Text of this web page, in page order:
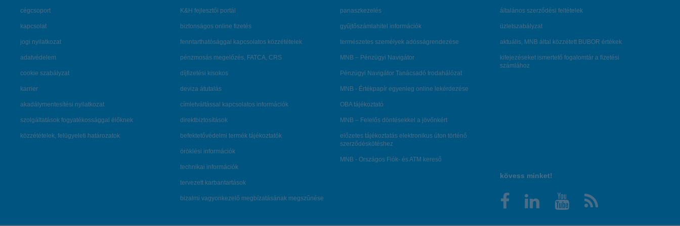
cégcsoport
kapcsolat
jogi nyilatkozat
adatvédelem
cookie szabályzat
karrier
akadálymentesítési nyilatkozat
szolgáltatások fogyatékossággal élőknek
közzétételek, felügyeleti határozatok
K&H fejlesztői portál
biztonságos online fizetés
fenntarthatósággal kapcsolatos közzétételek
pénzmosás megelőzés, FATCA, CRS
díjfizetési kisokos
deviza átutalás
címletváltással kapcsolatos információk
direktbiztosítások
befektetővédelmi termék tájékoztatók
öröklési információk
technikai információk
tervezett karbantartások
bizalmi vagyonkezelő megbízatásának megszűnése
panaszkezelés
gyűjtőszámlahitel információk
természetes személyek adósságrendezése
MNB – Pénzügyi Navigátor
Pénzügyi Navigátor Tanácsadó Irodahálózat
MNB - Értékpapír egyenleg online lekérdezése
OBA tájékoztató
MNB – Felelős döntésekkel a jövőnkért
előzetes tájékoztatás elektronikus úton történő
szerződéskötéshez
MNB - Országos Fiók- és ATM kereső
általános szerződési feltételek
üzletszabályzat
aktuális, MNB által közzétett BUBOR értékek
kifejezéseket ismertető fogalomtár a fizetési
számlához
kövess minket!